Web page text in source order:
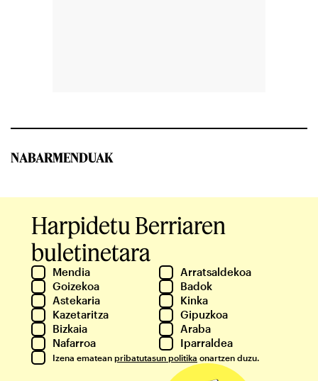
NABARMENDUAK
Harpidetu Berriaren
buletinetara
Mendia
Arratsaldekoa
Goizekoa
Badok
Astekaria
Kinka
Kazetaritza
Gipuzkoa
Bizkaia
Araba
Nafarroa
Iparraldea
Izena ematean pribatutasun politika onartzen duzu.